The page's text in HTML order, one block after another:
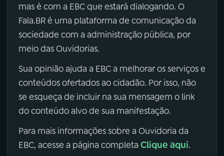
mas é com a EBC que estará dialogando. O
Fala.BR é uma plataforma de comunicação da
sociedade com a administração pública, por
meio das Ouvidorias.
Sua opinião ajuda a EBC a melhorar os serviços e
conteúdos ofertados ao cidadão. Por isso, não
se esqueça de incluir na sua mensagem o link
do conteúdo alvo de sua manifestação.
Para mais informações sobre a Ouvidoria da
EBC, acesse a página completa Clique aqui.